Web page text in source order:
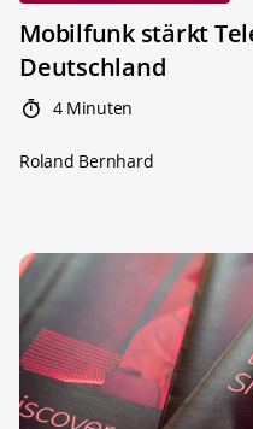
Mobilfunk stärkt
Deutschland
4 Minuten
Roland Bernhard